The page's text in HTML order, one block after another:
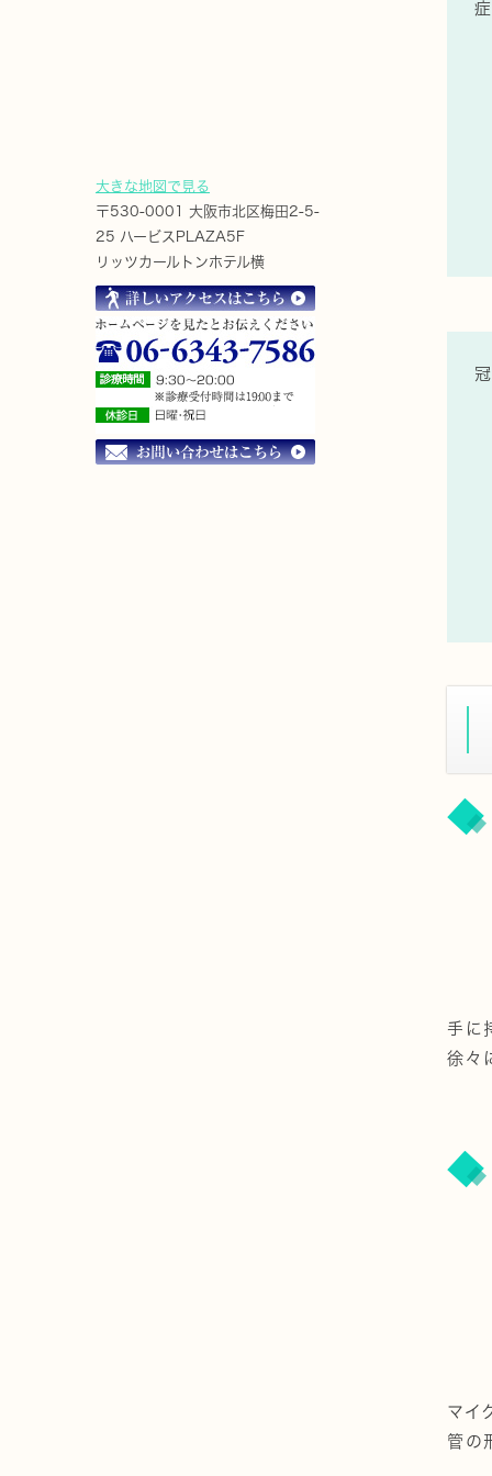
手に
徐々
マイ
管の
大きな地図で見る
〒530-0001 大阪市北区梅田2-5-
25 ハービスPLAZA5F
リッツカールトンホテル横